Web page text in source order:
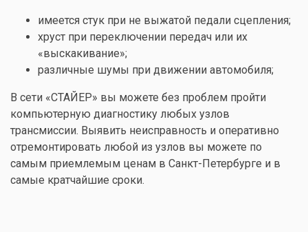
имеется стук при не выжатой педали сцепления;
хруст при переключении передач или их
«выскакивание»;
различные шумы при движении автомобиля;
В сети «СТАЙЕР» вы можете без проблем пройти
компьютерную диагностику любых узлов
трансмиссии. Выявить неисправность и оперативно
отремонтировать любой из узлов вы можете по
самым приемлемым ценам в Санкт-Петербурге и в
самые кратчайшие сроки.